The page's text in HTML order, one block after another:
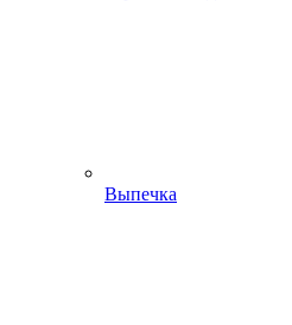
Выпечка